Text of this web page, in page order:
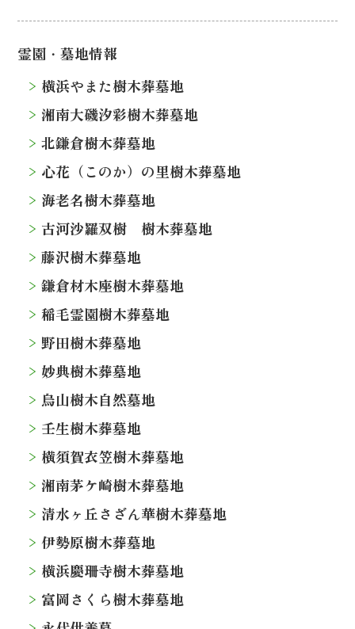
霊園・墓地情報
横浜やまた樹木葬墓地
湘南大磯汐彩樹木葬墓地
北鎌倉樹木葬墓地
心花（このか）の里樹木葬墓地
海老名樹木葬墓地
古河沙羅双樹 樹木葬墓地
藤沢樹木葬墓地
鎌倉材木座樹木葬墓地
稲毛霊園樹木葬墓地
野田樹木葬墓地
妙典樹木葬墓地
烏山樹木自然墓地
壬生樹木葬墓地
横須賀衣笠樹木葬墓地
湘南茅ケ崎樹木葬墓地
清水ヶ丘さざん華樹木葬墓地
伊勢原樹木葬墓地
横浜慶珊寺樹木葬墓地
富岡さくら樹木葬墓地